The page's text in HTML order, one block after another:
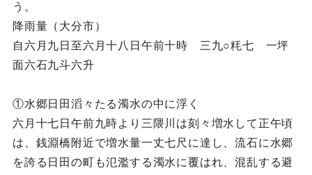
う。
降雨量（大分市）
自六月九日至六月十八日午前十時 三九○粍七 一坪
面六石九斗六升
①水郷日田滔々たる濁水の中に浮く
六月十七日午前九時より三隈川は刻々増水して正午頃
は、銭淵橋附近で増水量一丈七尺に達し、流石に水郷
を誇る日田の町も氾濫する濁水に覆はれ、混乱する避